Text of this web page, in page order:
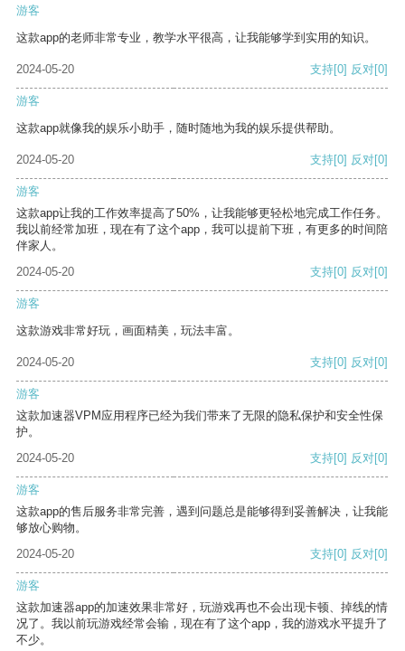
游客
这款app的老师非常专业，教学水平很高，让我能够学到实用的知识。
2024-05-20 支持[0] 反对[0]
游客
这款app就像我的娱乐小助手，随时随地为我的娱乐提供帮助。
2024-05-20 支持[0] 反对[0]
游客
这款app让我的工作效率提高了50%，让我能够更轻松地完成工作任务。
我以前经常加班，现在有了这个app，我可以提前下班，有更多的时间陪
伴家人。
2024-05-20
支持[0] 反对[0]
游客
这款游戏非常好玩，画面精美，玩法丰富。
2024-05-20 支持[0] 反对[0]
游客
这款加速器VPM应用程序已经为我们带来了无限的隐私保护和安全性保
护。
2024-05-20
支持[0] 反对[0]
游客
这款app的售后服务非常完善，遇到问题总是能够得到妥善解决，让我能
够放心购物。
2024-05-20
支持[0] 反对[0]
游客
这款加速器app的加速效果非常好，玩游戏再也不会出现卡顿、掉线的情
况了。我以前玩游戏经常会输，现在有了这个app，我的游戏水平提升了
不少。